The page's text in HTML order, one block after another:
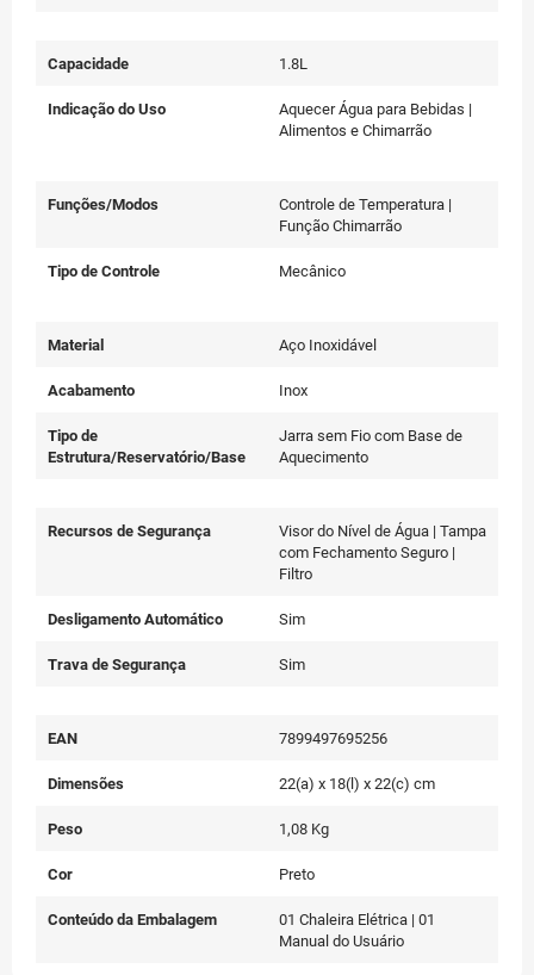
Capacidade 1.8L
Indicação do Uso
Aquecer Água para Bebidas |
Alimentos e Chimarrão
Funções/Modos
Controle de Temperatura |
Função Chimarrão
Tipo de Controle Mecânico
Material Aço Inoxidável
Acabamento Inox
Tipo de
Estrutura/Reservatório/Base
Jarra sem Fio com Base de
Aquecimento
Recursos de Segurança
Visor do Nível de Água | Tampa
com Fechamento Seguro |
Filtro
Desligamento Automático Sim
Trava de Segurança Sim
EAN 7899497695256
Dimensões 22(a) x 18(l) x 22(c) cm
Peso 1,08 Kg
Cor Preto
Conteúdo da Embalagem
01 Chaleira Elétrica | 01
Manual do Usuário